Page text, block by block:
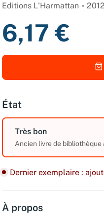
Editions L'Harmattan 2012
6,17 €
État
Très bon
Ancien livre de bibliothèque
Dernier exemplaire :
À propos